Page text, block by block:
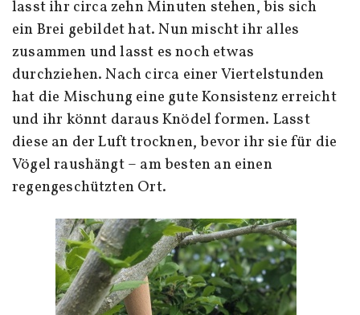
lasst ihr circa zehn Minuten stehen, bis sich
ein Brei gebildet hat. Nun mischt ihr alles
zusammen und lasst es noch etwas
durchziehen. Nach circa einer Viertelstunden
hat die Mischung eine gute Konsistenz erreicht
und ihr könnt daraus Knödel formen. Lasst
diese an der Luft trocknen, bevor ihr sie für die
Vögel raushängt – am besten an einen
regengeschützten Ort.